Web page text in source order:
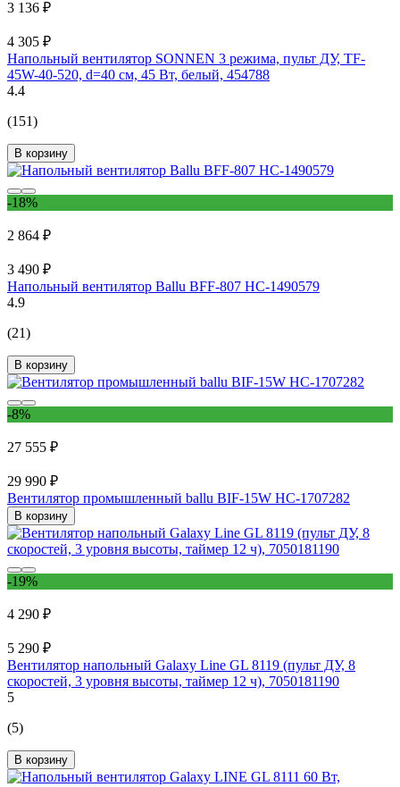
3 136 ₽
4 305 ₽
Напольный вентилятор SONNEN 3 режима, пульт ДУ, TF-
45W-40-520, d=40 см, 45 Вт, белый, 454788
4.4
(151)
В корзину
-18%
2 864 ₽
3 490 ₽
Напольный вентилятор Ballu BFF-807 НС-1490579
4.9
(21)
В корзину
-8%
27 555 ₽
29 990 ₽
Вентилятор промышленный ballu BIF-15W НС-1707282
В корзину
-19%
4 290 ₽
5 290 ₽
Вентилятор напольный Galaxy Line GL 8119 (пульт ДУ, 8
скоростей, 3 уровня высоты, таймер 12 ч), 7050181190
5
(5)
В корзину